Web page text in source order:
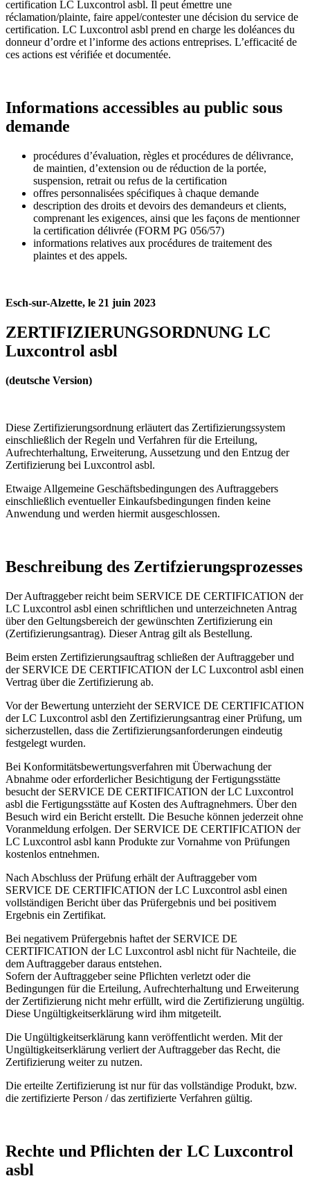
certification LC Luxcontrol asbl. Il peut émettre une
réclamation/plainte, faire appel/contester une décision du service de
certification. LC Luxcontrol asbl prend en charge les doléances du
donneur d’ordre et l’informe des actions entreprises. L’efficacité de
ces actions est vérifiée et documentée.
Informations accessibles au public sous
demande
procédures d’évaluation, règles et procédures de délivrance,
de maintien, d’extension ou de réduction de la portée,
suspension, retrait ou refus de la certification
offres personnalisées spécifiques à chaque demande
description des droits et devoirs des demandeurs et clients,
comprenant les exigences, ainsi que les façons de mentionner
la certification délivrée (FORM PG 056/57)
informations relatives aux procédures de traitement des
plaintes et des appels.
Esch-sur-Alzette, le 21 juin 2023
ZERTIFIZIERUNGSORDNUNG LC
Luxcontrol asbl
(deutsche Version)
Diese Zertifizierungsordnung erläutert das Zertifizierungssystem
einschließlich der Regeln und Verfahren für die Erteilung,
Aufrechterhaltung, Erweiterung, Aussetzung und den Entzug der
Zertifizierung bei Luxcontrol asbl.
Etwaige Allgemeine Geschäftsbedingungen des Auftraggebers
einschließlich eventueller Einkaufsbedingungen finden keine
Anwendung und werden hiermit ausgeschlossen.
Beschreibung des Zertifzierungsprozesses
Der Auftraggeber reicht beim SERVICE DE CERTIFICATION der
LC Luxcontrol asbl einen schriftlichen und unterzeichneten Antrag
über den Geltungsbereich der gewünschten Zertifizierung ein
(Zertifizierungsantrag). Dieser Antrag gilt als Bestellung.
Beim ersten Zertifizierungsauftrag schließen der Auftraggeber und
der SERVICE DE CERTIFICATION der LC Luxcontrol asbl einen
Vertrag über die Zertifizierung ab.
Vor der Bewertung unterzieht der SERVICE DE CERTIFICATION
der LC Luxcontrol asbl den Zertifizierungsantrag einer Prüfung, um
sicherzustellen, dass die Zertifizierungsanforderungen eindeutig
festgelegt wurden.
Bei Konformitätsbewertungsverfahren mit Überwachung der
Abnahme oder erforderlicher Besichtigung der Fertigungsstätte
besucht der SERVICE DE CERTIFICATION der LC Luxcontrol
asbl die Fertigungsstätte auf Kosten des Auftragnehmers. Über den
Besuch wird ein Bericht erstellt. Die Besuche können jederzeit ohne
Voranmeldung erfolgen. Der SERVICE DE CERTIFICATION der
LC Luxcontrol asbl kann Produkte zur Vornahme von Prüfungen
kostenlos entnehmen.
Nach Abschluss der Prüfung erhält der Auftraggeber vom
SERVICE DE CERTIFICATION der LC Luxcontrol asbl einen
vollständigen Bericht über das Prüfergebnis und bei positivem
Ergebnis ein Zertifikat.
Bei negativem Prüfergebnis haftet der SERVICE DE
CERTIFICATION der LC Luxcontrol asbl nicht für Nachteile, die
dem Auftraggeber daraus entstehen.
Sofern der Auftraggeber seine Pflichten verletzt oder die
Bedingungen für die Erteilung, Aufrechterhaltung und Erweiterung
der Zertifizierung nicht mehr erfüllt, wird die Zertifizierung ungültig.
Diese Ungültigkeitserklärung wird ihm mitgeteilt.
Die Ungültigkeitserklärung kann veröffentlicht werden. Mit der
Ungültigkeitserklärung verliert der Auftraggeber das Recht, die
Zertifizierung weiter zu nutzen.
Die erteilte Zertifizierung ist nur für das vollständige Produkt, bzw.
die zertifizierte Person / das zertifizierte Verfahren gültig.
Rechte und Pflichten der LC Luxcontrol
asbl